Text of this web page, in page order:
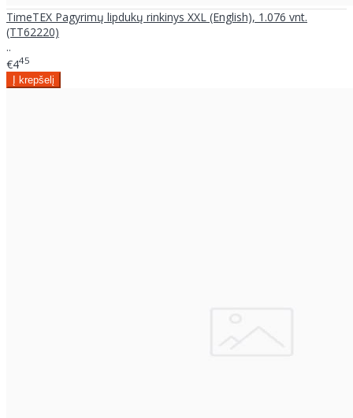
TimeTEX Pagyrimų lipdukų rinkinys XXL (English), 1.076 vnt.
(TT62220)
..
€445